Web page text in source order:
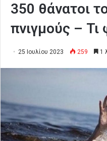
350 θάνατοι
πνιγμούς – Τι
25 Ιουλίου 2023 259 1